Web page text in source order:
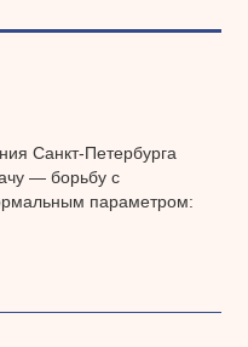
Санкт-Петербурга
— борьбу с
параметром: